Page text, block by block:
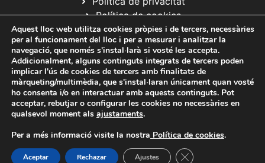
Política de cookies
Mapa del lloc
Política de privacitat Xarxes Socials
de Alicante
Aquest lloc web utilitza cookies pròpies i de tercers, necessàries
per al funcionament del lloc i per a mesurar i analitzar la
navegació, que només s'instal·larà si vosté les accepta.
Addicionalment, alguns continguts integrats de tercers poden
implicar l'ús de cookies de tercers amb finalitats de
màrqueting/multimèdia, que s'instal·laran únicament quan vosté
ho consenta i/o en interactuar amb aquests continguts. Pot
acceptar, rebutjar o configurar les cookies no necessàries en
qualsevol moment als ajustaments.
Per a més informació visite la nostra Política de cookies.
Aceptar Rechazar Ajustes Tanca el bàner de